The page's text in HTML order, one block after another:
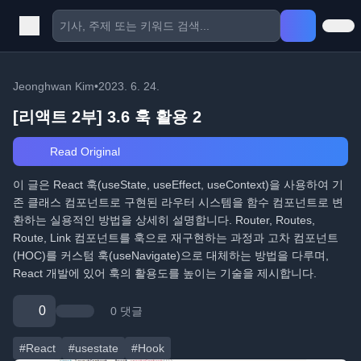
Jeonghwan Kim•2023. 6. 24.
[리액트 2부] 3.6 훅 활용 2
Read Original
이 글은 React 훅(useState, useEffect, useContext)을 사용하여 기
존 클래스 컴포넌트로 구현된 라우터 시스템을 함수 컴포넌트로 변
환하는 실용적인 방법을 상세히 설명합니다. Router, Routes,
Route, Link 컴포넌트를 훅으로 재구현하는 과정과 고차 컴포넌트
(HOC)를 커스텀 훅(useNavigate)으로 대체하는 방법을 다루며,
React 개발에 있어 훅의 활용도를 높이는 기술을 제시합니다.
0 0 댓글
#React #usestate #Hook